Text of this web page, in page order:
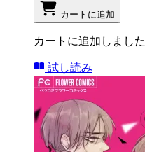
カートに追加
カートに追加しました
試し読み